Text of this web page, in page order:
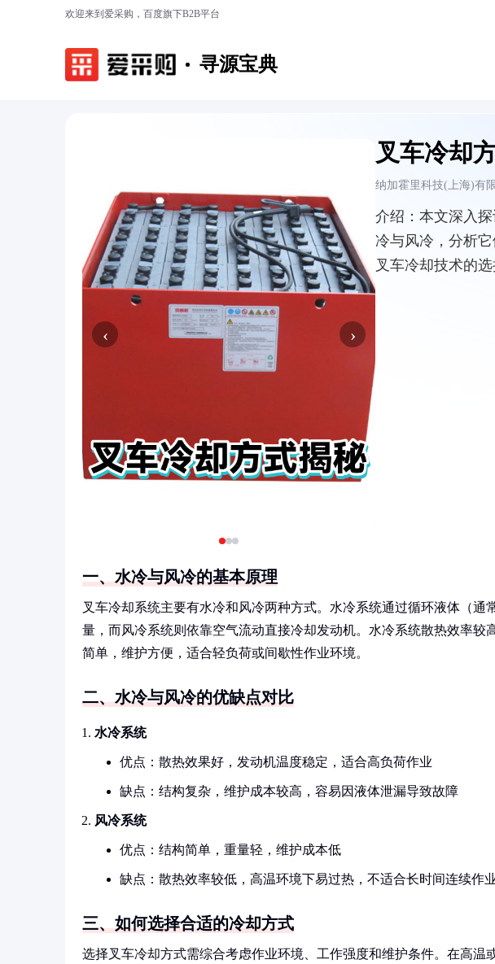
欢迎来到爱采购，百度旗下B2B平台
寻源宝典
‹ ›
叉车冷却
纳加霍里科技(上海)有
介绍： 本文深入
冷与风冷，分析
叉车冷却技术的选
一、水冷与风冷的基本原理
叉车冷却系统主要有水冷和风冷两种方式。水冷系统通过循环液体（通
量，而风冷系统则依靠空气流动直接冷却发动机。水冷系统散热效率较
简单，维护方便，适合轻负荷或间歇性作业环境。
二、水冷与风冷的优缺点对比
水冷系统
优点：散热效果好，发动机温度稳定，适合高负荷作业
缺点：结构复杂，维护成本较高，容易因液体泄漏导致故障
风冷系统
优点：结构简单，重量轻，维护成本低
缺点：散热效率较低，高温环境下易过热，不适合长时间连续作
三、如何选择合适的冷却方式
选择叉车冷却方式需综合考虑作业环境、工作强度和维护条件。在高温